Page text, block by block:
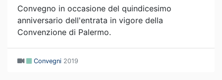
Convegno in occasione del quindicesimo
anniversario dell'entrata in vigore della
Convenzione di Palermo.
Convegni 2019